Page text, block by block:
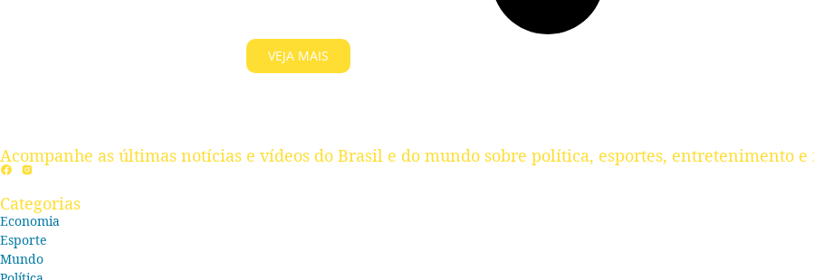
VEJA MAIS
Acompanhe as últimas notícias e vídeos do Brasil e do mundo sobre política, esportes, entretenimento
Categorias
Economia
Esporte
Mundo